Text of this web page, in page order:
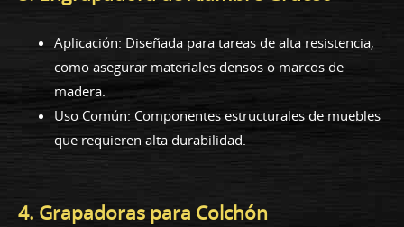
Aplicación: Diseñada para tareas de alta resistencia,
como asegurar materiales densos o marcos de
madera.
Uso Común: Componentes estructurales de muebles
que requieren alta durabilidad.
4. Grapadoras para Colchón